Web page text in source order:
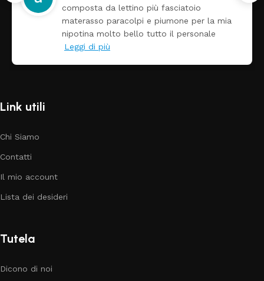
arrivato ben imballato dopo pochi giorni.
Prezzo ottimi rispetto la concorrenza
Link utili
Chi Siamo
Contatti
Il mio account
Lista dei desideri
Tutela
Dicono di noi